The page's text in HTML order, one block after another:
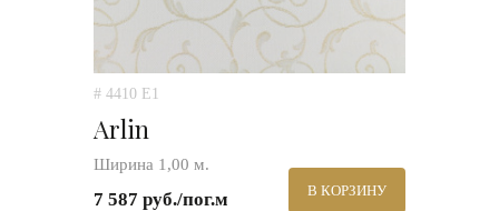
# 4410 E1
Arlin
Ширина 1,00 м.
7 587 руб./пог.м В КОРЗИНУ